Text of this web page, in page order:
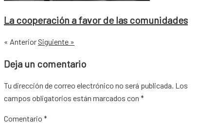
La cooperación a favor de las comunidades
« Anterior Siguiente »
Deja un comentario
Tu dirección de correo electrónico no será publicada. Los
campos obligatorios están marcados con *
Comentario *